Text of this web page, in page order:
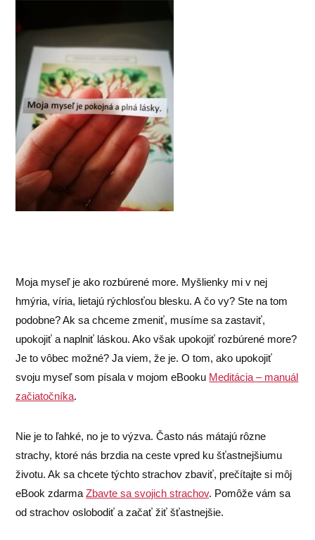
Moja myseľ je ako rozbúrené more. Myšlienky mi v nej
hmýria, víria, lietajú rýchlosťou blesku. A čo vy? Ste na tom
podobne? Ak sa chceme zmeniť, musíme sa zastaviť,
upokojiť a naplniť láskou. Ako však upokojiť rozbúrené more?
Je to vôbec možné? Ja viem, že je. O tom, ako upokojiť
svoju myseľ som písala v mojom eBooku Meditácia – manuál
začiatočníka.
Nie je to ľahké, no je to výzva. Často nás mátajú rôzne
strachy, ktoré nás brzdia na ceste vpred ku šťastnejšiumu
životu. Ak sa chcete týchto strachov zbaviť, prečítajte si môj
eBook zdarmaZbavte sa svojich strachov. Pomôže vám sa
od strachov oslobodiť a začať žiť šťastnejšie.